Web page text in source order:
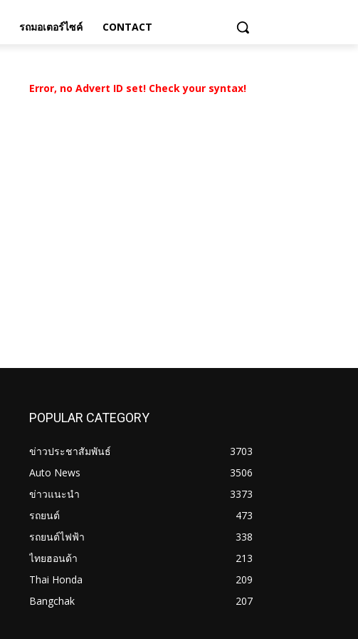
รถมอเตอร์ไซค์ CONTACT
Error, no Advert ID set! Check your syntax!
POPULAR CATEGORY
ข่าวประชาสัมพันธ์
3703
Auto News
3506
ข่าวแนะนำ
3373
รถยนต์
473
รถยนต์ไฟฟ้า
338
ไทยฮอนด้า
213
Thai Honda
209
Bangchak
207